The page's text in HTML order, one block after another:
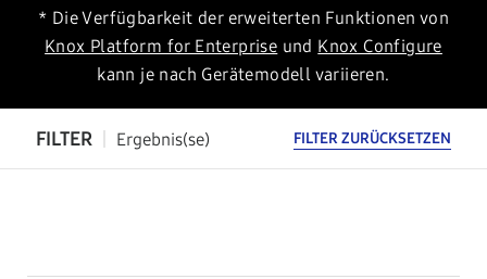
* Die Verfügbarkeit der erweiterten Funktionen von
Knox Platform for Enterprise und Knox Configure
kann je nach Gerätemodell variieren.
FILTER Ergebnis(se) FILTER ZURÜCKSETZEN